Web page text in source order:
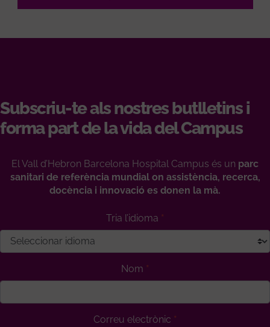
Subscriu-te als nostres butlletins i
forma part de la vida del Campus
El Vall d’Hebron Barcelona Hospital Campus és un parc
sanitari de referència mundial on assistència, recerca,
docència i innovació es donen la mà.
Tria l’idioma
Nom
Correu electrònic